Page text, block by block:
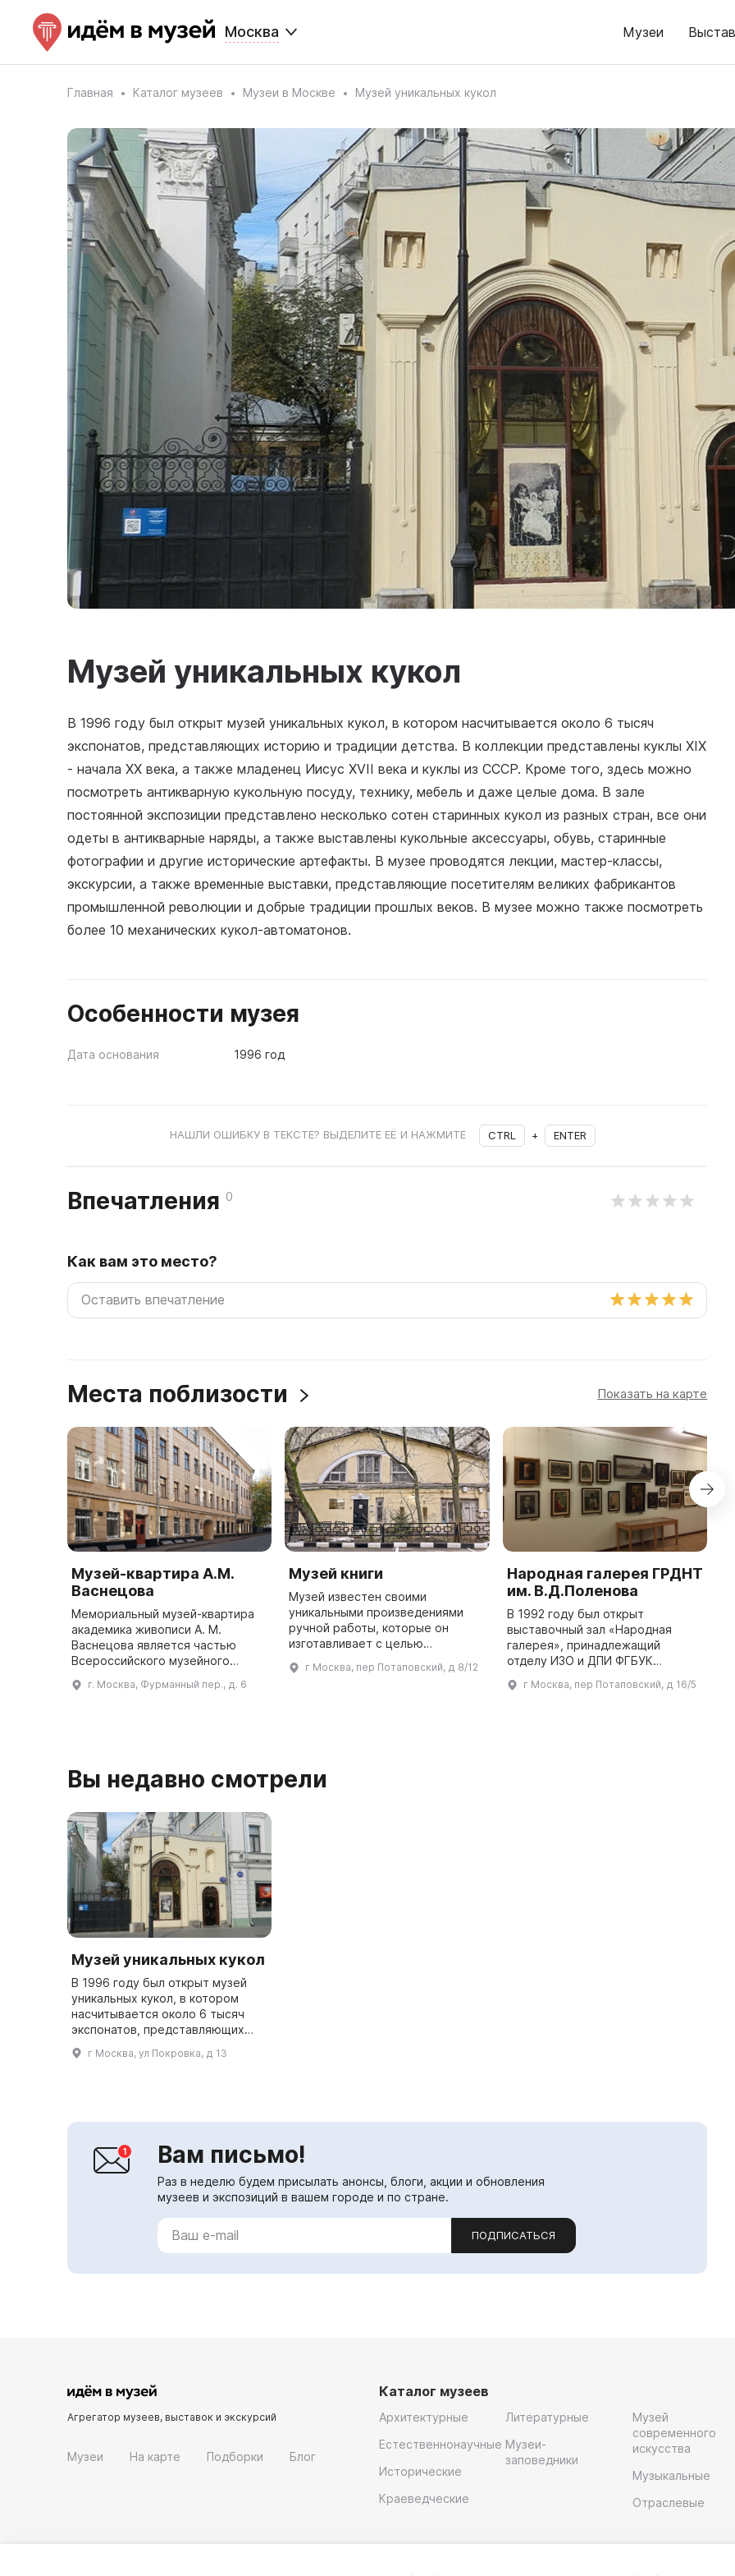
Москва Музеи
Главная Каталог музеев Музеи в Москве Музей уникальных кукол
Музей уникальных кукол
В 1996 году был открыт музей уникальных кукол, в котором насчитывается около 6 тысяч
экспонатов, представляющих историю и традиции детства. В коллекции представлены куклы XIX
- начала ХХ века, а также младенец Иисус XVII века и куклы из СССР. Кроме того, здесь можно
посмотреть антикварную кукольную посуду, технику, мебель и даже целые дома. В зале
постоянной экспозиции представлено несколько сотен старинных кукол из разных стран, все они
одеты в антикварные наряды, а также выставлены кукольные аксессуары, обувь, старинные
фотографии и другие исторические артефакты. В музее проводятся лекции, мастер-классы,
экскурсии, а также временные выставки, представляющие посетителям великих фабрикантов
промышленной революции и добрые традиции прошлых веков. В музее можно также посмотреть
более 10 механических кукол-автоматонов.
Особенности музея
Дата основания 1996 год
НАШЛИ ОШИБКУ В ТЕКСТЕ? ВЫДЕЛИТЕ ЕЁ И НАЖМИТЕ CTRL + ENTER
Впечатления 0
Как вам это место?
Места поблизости Показать на карте
Музей-квартира А.М.
Васнецова
Мемориальный музей-квартира
академика живописи А. М.
Васнецова является частью
Всероссийского музейного
Третьяковская галерея». Он
г. Москва, Фурманный пер., д. 6
Музей книги
Музей известен своими
уникальными произведениями
ручной работы, которые он
изготавливает с целью
наследия России. Признанные
г Москва, пер Потаповский, д 8/12
Народная галерея ГРДНТ
им. В.Д.Поленова
В 1992 году был открыт
выставочный зал «Народная
галерея», принадлежащий
отделу ИЗО и ДПИ ФГБУК
Дом народного творчества
г Москва, пер Потаповский, д 16/5
Вы недавно смотрели
Музей уникальных кукол
В 1996 году был открыт музей
уникальных кукол, в котором
насчитывается около 6 тысяч
экспонатов, представляющих
историю и традиции детства. В
коллекции представлены куклы
г Москва, ул Покровка, д 13
Вам письмо!
Раз в неделю будем присылать анонсы, блоги, акции и обновления
музеев и экспозиций в вашем городе и по стране.
ПОДПИСАТЬСЯ
Агрегатор музеев, выставок и экскурсий
Музеи На карте Подборки Блог
Каталог музеев
Архитектурные
Естественнонаучные
Исторические
Краеведческие
Литературные
Музеи-
заповедники
Музей
современного
искусства
Музыкальные
Отраслевые